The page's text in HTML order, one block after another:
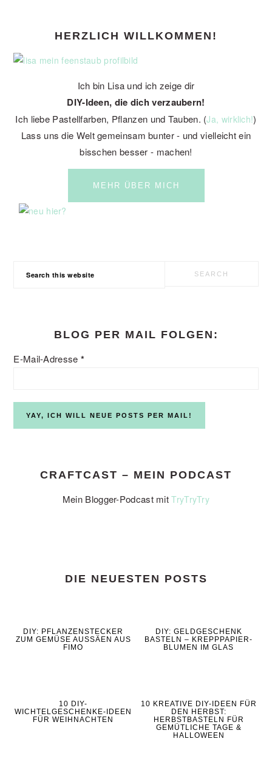
HERZLICH WILLKOMMEN!
Ich bin Lisa und ich zeige dir
DIY-Ideen, die dich verzaubern!
Ich liebe Pastellfarben, Pflanzen und Tauben. (Ja, wirklich!)
Lass uns die Welt gemeinsam bunter - und vielleicht ein
bisschen besser - machen!
MEHR ÜBER MICH
BLOG PER MAIL FOLGEN:
E-Mail-Adresse *
CRAFTCAST – MEIN PODCAST
Mein Blogger-Podcast mitTryTryTry
DIE NEUESTEN POSTS
DIY: PFLANZENSTECKER
ZUM GEMÜSE AUSSÄEN AUS
FIMO
DIY: GELDGESCHENK
BASTELN – KREPPPAPIER-
BLUMEN IM GLAS
10 DIY-
WICHTELGESCHENKE-IDEEN
FÜR WEIHNACHTEN
10 KREATIVE DIY-IDEEN FÜR
DEN HERBST:
HERBSTBASTELN FÜR
GEMÜTLICHE TAGE &
HALLOWEEN